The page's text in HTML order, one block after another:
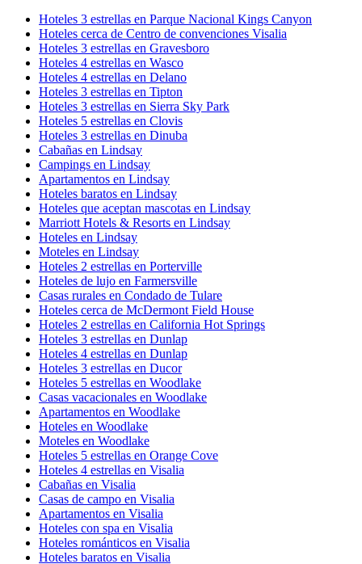
Hoteles 3 estrellas en Parque Nacional Kings Canyon
Hoteles cerca de Centro de convenciones Visalia
Hoteles 3 estrellas en Gravesboro
Hoteles 4 estrellas en Wasco
Hoteles 4 estrellas en Delano
Hoteles 3 estrellas en Tipton
Hoteles 3 estrellas en Sierra Sky Park
Hoteles 5 estrellas en Clovis
Hoteles 3 estrellas en Dinuba
Cabañas en Lindsay
Campings en Lindsay
Apartamentos en Lindsay
Hoteles baratos en Lindsay
Hoteles que aceptan mascotas en Lindsay
Marriott Hotels & Resorts en Lindsay
Hoteles en Lindsay
Moteles en Lindsay
Hoteles 2 estrellas en Porterville
Hoteles de lujo en Farmersville
Casas rurales en Condado de Tulare
Hoteles cerca de McDermont Field House
Hoteles 2 estrellas en California Hot Springs
Hoteles 3 estrellas en Dunlap
Hoteles 4 estrellas en Dunlap
Hoteles 3 estrellas en Ducor
Hoteles 5 estrellas en Woodlake
Casas vacacionales en Woodlake
Apartamentos en Woodlake
Hoteles en Woodlake
Moteles en Woodlake
Hoteles 5 estrellas en Orange Cove
Hoteles 4 estrellas en Visalia
Cabañas en Visalia
Casas de campo en Visalia
Apartamentos en Visalia
Hoteles con spa en Visalia
Hoteles románticos en Visalia
Hoteles baratos en Visalia